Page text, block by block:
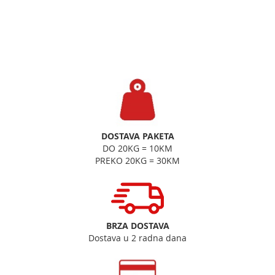
DOSTAVA PAKETA
DO 20KG = 10KM
PREKO 20KG = 30KM
BRZA DOSTAVA
Dostava u 2 radna dana